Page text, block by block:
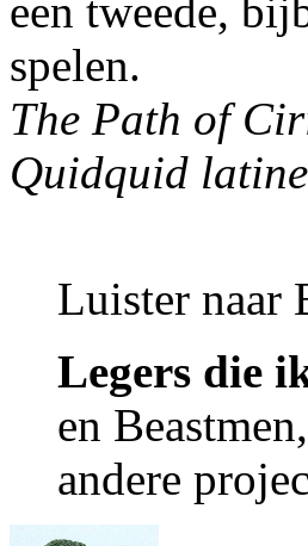
een tweede,
spelen.
The Path of
Quidquid
Luister naar
Legers die
en
andere